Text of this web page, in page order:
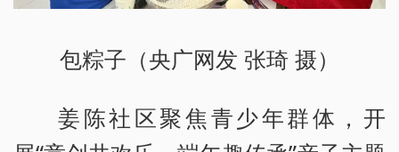
包粽子（央广网发 张琦 摄）
姜陈社区聚焦青少年群体，开